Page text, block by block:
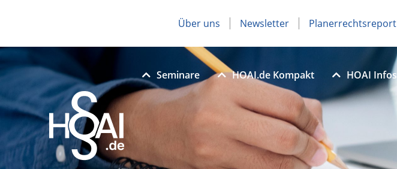
Über uns Newsletter Planerrechtsreport
Seminare HOAI.de Kompakt HOAI Infos